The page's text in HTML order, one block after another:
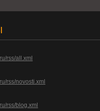
rss/all.xml
rss/novosti.xml
rss/blog.xml